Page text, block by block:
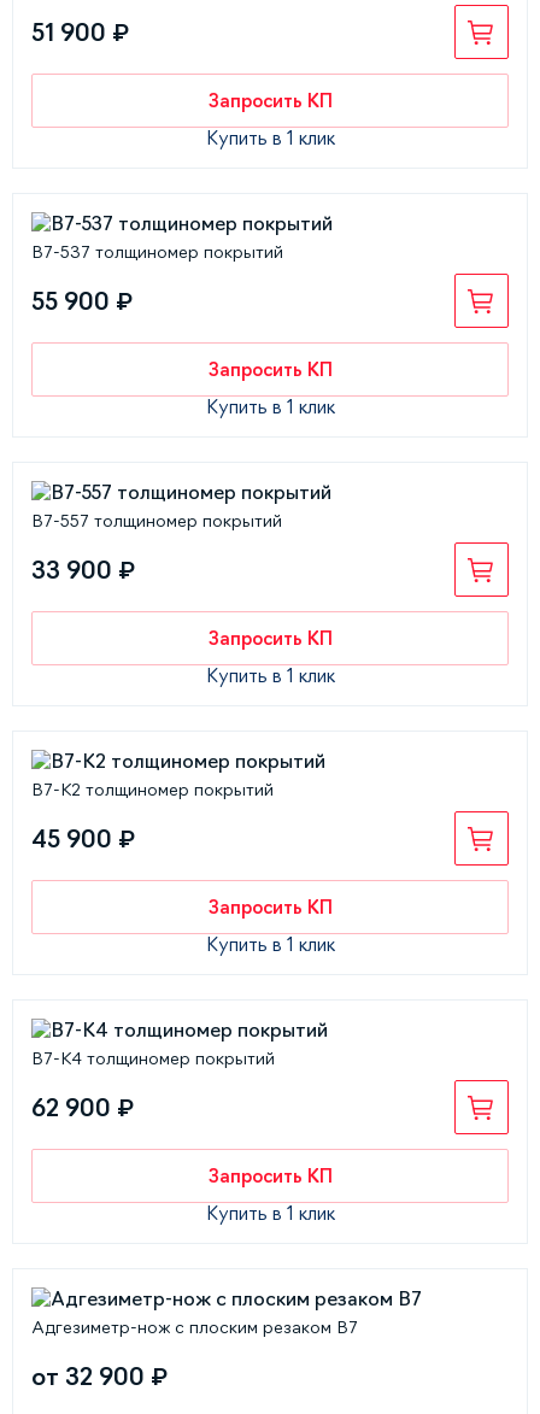
51 900 ₽
Запросить КП
Купить в 1 клик
В7-537 толщиномер покрытий
55 900 ₽
Запросить КП
Купить в 1 клик
В7-557 толщиномер покрытий
33 900 ₽
Запросить КП
Купить в 1 клик
В7-К2 толщиномер покрытий
45 900 ₽
Запросить КП
Купить в 1 клик
В7-К4 толщиномер покрытий
62 900 ₽
Запросить КП
Купить в 1 клик
Адгезиметр-нож с плоским резаком В7
от 32 900 ₽